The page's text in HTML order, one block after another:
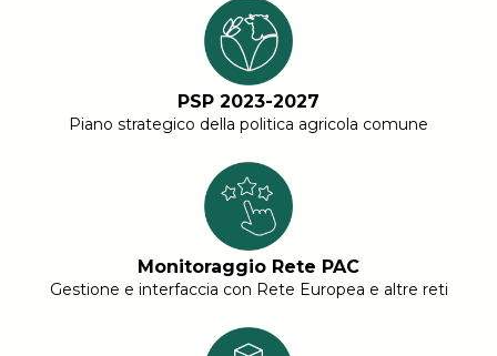
PSP 2023-2027
Piano strategico della politica agricola comune
Monitoraggio Rete PAC
Gestione e interfaccia con Rete Europea e altre reti